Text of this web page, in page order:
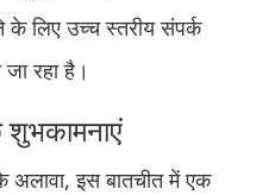
के लिए उच्च स्तरीय संपर्क
रहा है।
शुभकामनाएं
अलावा, इस बातचीत में एक